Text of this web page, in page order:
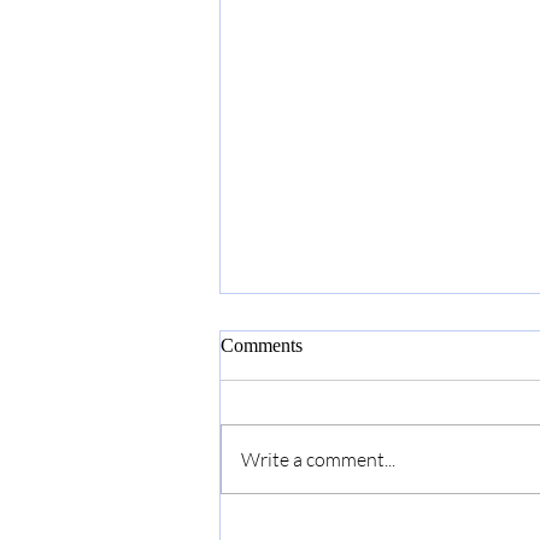
Comments
Write a comment...